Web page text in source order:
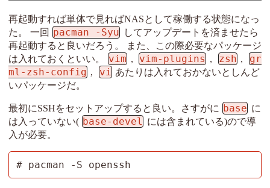
再起動すれば単体で見ればNASとして稼働する状態になっ
た。 一回 pacman -Syu
してアップデートを済ませたら
再起動すると良いだろう。 また、この際必要なパッケージ
は入れておくといい。
vim , vim-plugins , zsh ,
gr
ml-zsh-config , vi あたりは入れておかないとしんど
いパッケージだ。
最初にSSHをセットアップすると良い。さすがに base に
は入っていない( base-devel には含まれている)ので導
入が必要。
# pacman -S openssh